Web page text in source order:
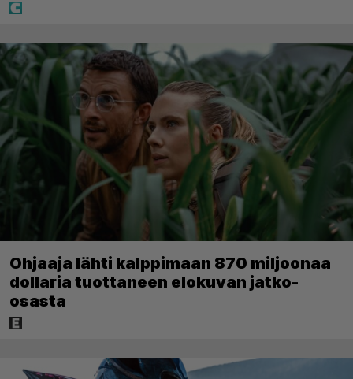
Ohjaaja lähti kalppimaan 870 miljoonaa
dollaria tuottaneen elokuvan jatko-
osasta